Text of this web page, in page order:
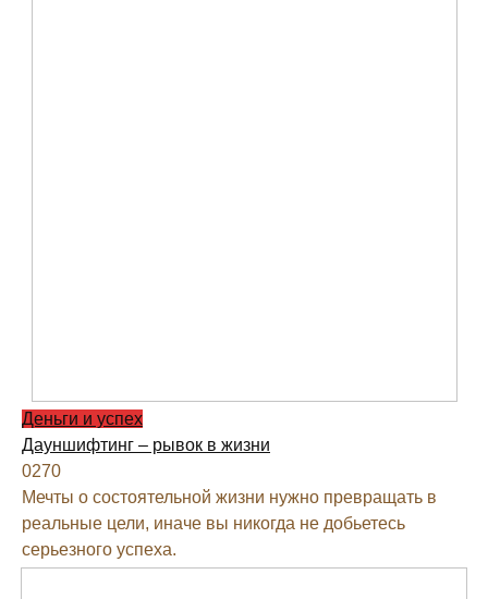
Деньги и успех
Дауншифтинг – рывок в жизни
0270
Мечты о состоятельной жизни нужно превращать в
реальные цели, иначе вы никогда не добьетесь
серьезного успеха.